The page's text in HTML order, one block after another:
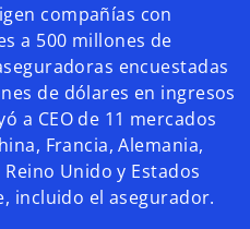
compañías con
a 500 millones de
encuestadas
de dólares en ingresos
a CEO de 11 mercados
Francia, Alemania,
Unido y Estados
incluido el asegurador.